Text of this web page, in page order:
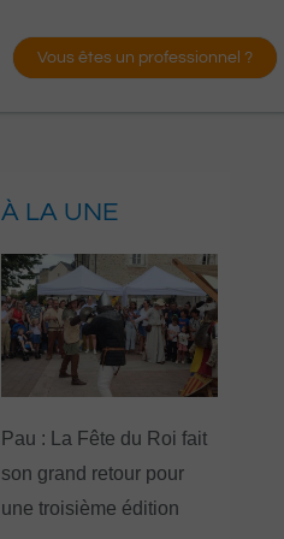
Vous êtes un professionnel ?
À LA UNE
Pau : La Fête du Roi fait
son grand retour pour
une troisième édition